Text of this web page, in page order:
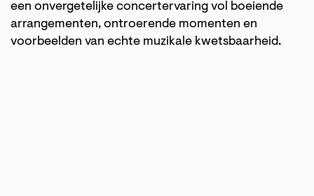
een onvergetelijke concertervaring vol boeiende
arrangementen, ontroerende momenten en
voorbeelden van echte muzikale kwetsbaarheid.